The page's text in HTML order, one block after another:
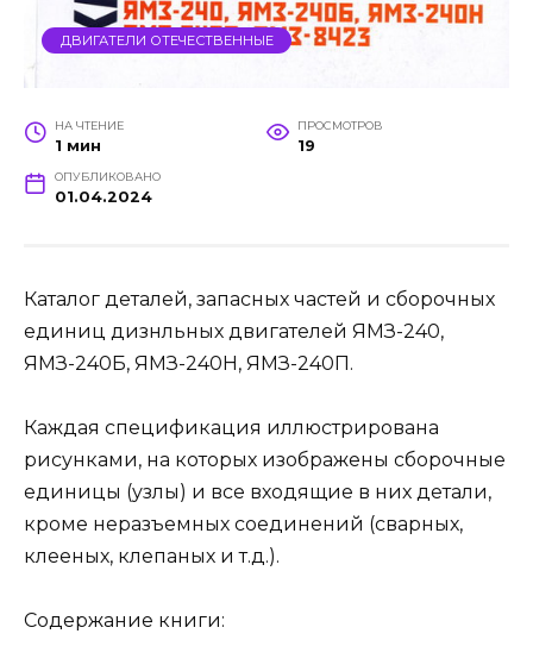
ДВИГАТЕЛИ ОТЕЧЕСТВЕННЫЕ
НА ЧТЕНИЕ
1 мин
ПРОСМОТРОВ
19
ОПУБЛИКОВАНО
01.04.2024
Каталог деталей, запасных частей и сборочных
единиц дизнльных двигателей ЯМЗ-240,
ЯМЗ-240Б, ЯМЗ-240Н, ЯМЗ-240П.
Каждая спецификация иллюстрирована
рисунками, на которых изображены сборочные
единицы (узлы) и все входящие в них детали,
кроме неразъемных соединений (сварных,
клееных, клепаных и т.д.).
Содержание книги: